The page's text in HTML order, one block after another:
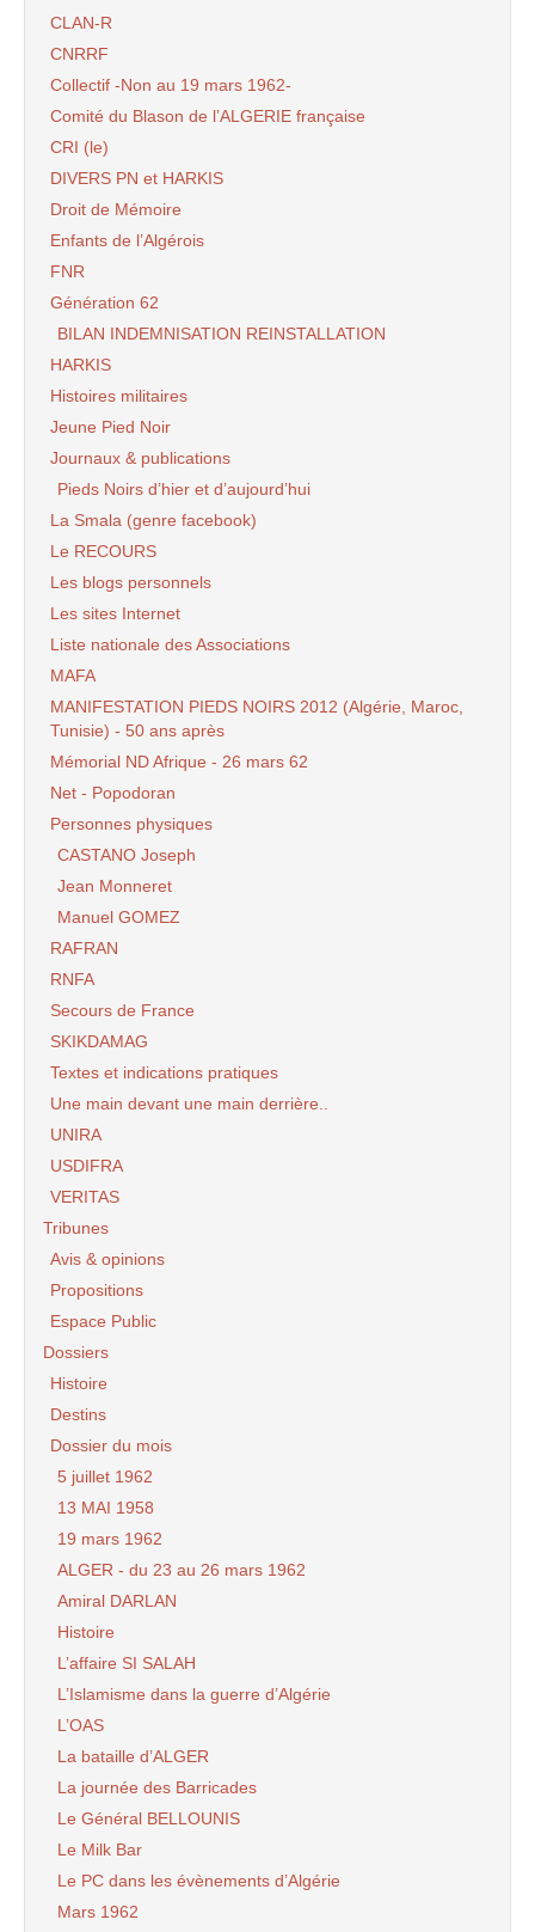
CLAN-R
CNRRF
Collectif -Non au 19 mars 1962-
Comité du Blason de l’ALGERIE française
CRI (le)
DIVERS PN et HARKIS
Droit de Mémoire
Enfants de l’Algérois
FNR
Génération 62
BILAN INDEMNISATION REINSTALLATION
HARKIS
Histoires militaires
Jeune Pied Noir
Journaux & publications
Pieds Noirs d’hier et d’aujourd’hui
La Smala (genre facebook)
Le RECOURS
Les blogs personnels
Les sites Internet
Liste nationale des Associations
MAFA
MANIFESTATION PIEDS NOIRS 2012 (Algérie, Maroc,
Tunisie) - 50 ans après
Mémorial ND Afrique - 26 mars 62
Net - Popodoran
Personnes physiques
CASTANO Joseph
Jean Monneret
Manuel GOMEZ
RAFRAN
RNFA
Secours de France
SKIKDAMAG
Textes et indications pratiques
Une main devant une main derrière..
UNIRA
USDIFRA
VERITAS
Tribunes
Avis & opinions
Propositions
Espace Public
Dossiers
Histoire
Destins
Dossier du mois
5 juillet 1962
13 MAI 1958
19 mars 1962
ALGER - du 23 au 26 mars 1962
Amiral DARLAN
Histoire
L’affaire SI SALAH
L’Islamisme dans la guerre d’Algérie
L’OAS
La bataille d’ALGER
La journée des Barricades
Le Général BELLOUNIS
Le Milk Bar
Le PC dans les évènements d’Algérie
Mars 1962